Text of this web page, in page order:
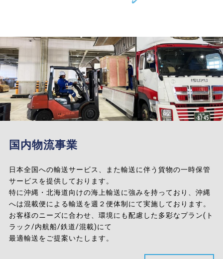
国内物流事業
日本全国への輸送サービス、また輸送に伴う貨物の一時保管
サービスを提供しております。
特に沖縄・北海道向けの海上輸送に強みを持っており、沖縄
へは混載便による輸送を週２便体制にて実施しております。
お客様のニーズに合わせ、環境にも配慮した多彩なプラン(ト
ラック/内航船/鉄道/混載)にて
最適輸送をご提案いたします。